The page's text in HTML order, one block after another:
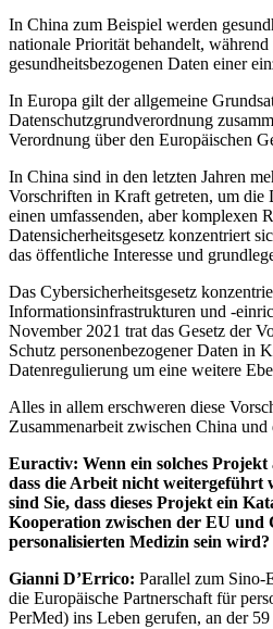
In China zum Beispiel werden
nationale Priorität behandelt,
gesundheitsbezogenen Daten einer
In Europa gilt der allgemeine
Datenschutzgrundverordnung
Verordnung über den Europäischen
In China sind in den letzten Jahren
Vorschriften in Kraft getreten, um die
einen umfassenden, aber komplexen
Datensicherheitsgesetz konzentriert
das öffentliche Interesse und
Das Cybersicherheitsgesetz
Informationsinfrastrukturen und -
November 2021 trat das Gesetz der
Schutz personenbezogener Daten in
Datenregulierung um eine weitere
Alles in allem erschweren diese
Zusammenarbeit zwischen China und
Euractiv: Wenn ein solches Projekt
dass die Arbeit nicht weitergeführt
sind Sie, dass dieses Projekt ein
Kooperation zwischen der EU und
personalisierten Medizin sein wird?
Gianni D’Errico: Parallel zum Sino-
die Europäische Partnerschaft für
PerMed) ins Leben gerufen, an der